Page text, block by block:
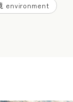
environment